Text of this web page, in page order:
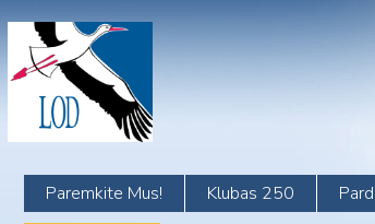
content
Paremkite Mus! Klubas 250